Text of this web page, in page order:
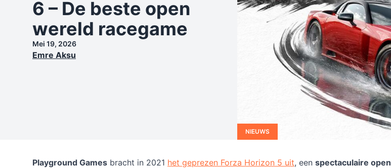
6 – De beste open
wereld racegame
Mei 19, 2026
Emre Aksu
NIEUWS
Playground Games bracht in 2021 het geprezen Forza Horizon 5 uit, een spectaculaire open